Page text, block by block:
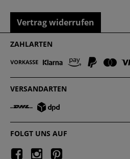
Vertrag widerrufen
ZAHLARTEN
VERSANDARTEN
FOLGT UNS AUF